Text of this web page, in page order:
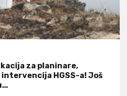
za planinare,
HGSS-a! Još